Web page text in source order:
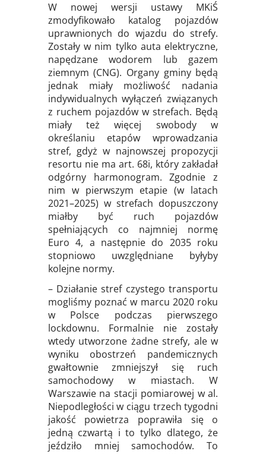
W nowej wersji ustawy MKiŚ
zmodyfikowało katalog pojazdów
uprawnionych do wjazdu do strefy.
Zostały w nim tylko auta elektryczne,
napędzane wodorem lub gazem
ziemnym (CNG). Organy gminy będą
jednak miały możliwość nadania
indywidualnych wyłączeń związanych
z ruchem pojazdów w strefach. Będą
miały też więcej swobody w
określaniu etapów wprowadzania
stref, gdyż w najnowszej propozycji
resortu nie ma art. 68i, który zakładał
odgórny harmonogram. Zgodnie z
nim w pierwszym etapie (w latach
2021–2025) w strefach dopuszczony
miałby być ruch pojazdów
spełniających co najmniej normę
Euro 4, a następnie do 2035 roku
stopniowo uwzględniane byłyby
kolejne normy.
– Działanie stref czystego transportu
mogliśmy poznać w marcu 2020 roku
w Polsce podczas pierwszego
lockdownu. Formalnie nie zostały
wtedy utworzone żadne strefy, ale w
wyniku obostrzeń pandemicznych
gwałtownie zmniejszył się ruch
samochodowy w miastach. W
Warszawie na stacji pomiarowej w al.
Niepodległości w ciągu trzech tygodni
jakość powietrza poprawiła się o
jedną czwartą i to tylko dlatego, że
jeździło mniej samochodów. To